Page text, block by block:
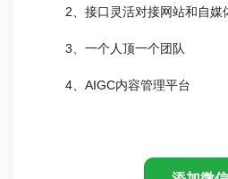
2、接口灵活对接网站和自媒
3、一个人顶一个团队
4、AIGC内容管理平台